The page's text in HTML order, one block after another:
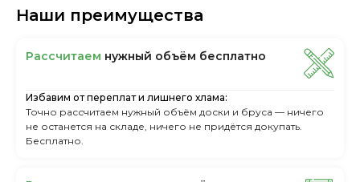
Наши преимущества
Рассчитаем нужный объём бесплатно
Избавим от переплат и лишнего хлама:
Точно рассчитаем нужный объём доски и бруса — ничего
не останется на складе, ничего не придётся докупать.
Бесплатно.